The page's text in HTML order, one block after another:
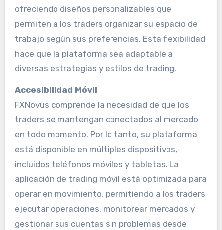
ofreciendo diseños personalizables que
permiten a los traders organizar su espacio de
trabajo según sus preferencias. Esta flexibilidad
hace que la plataforma sea adaptable a
diversas estrategias y estilos de trading.
Accesibilidad Móvil
FXNovus comprende la necesidad de que los
traders se mantengan conectados al mercado
en todo momento. Por lo tanto, su plataforma
está disponible en múltiples dispositivos,
incluidos teléfonos móviles y tabletas. La
aplicación de trading móvil está optimizada para
operar en movimiento, permitiendo a los traders
ejecutar operaciones, monitorear mercados y
gestionar sus cuentas sin problemas desde